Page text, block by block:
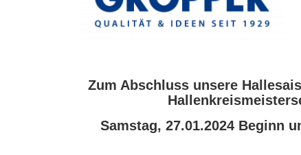
Zum Abschluss unsere
Samstag, 27.01.2024 Beginn